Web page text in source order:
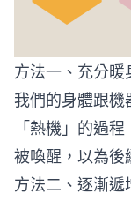
方法一、充分暖
我們的身體跟
「熱機」的過
被喚醒，以為後
方法二、逐漸遞